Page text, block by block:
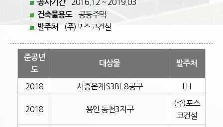
공사기간 2016.12 ~ 2019.03
건축물용도 공동주택
발주처 (주)포스코건설
준공년
도
대상물 발주처
2018 시흥은계 S3BL 8공구 LH
2018 용인 동천3지구
(주)포스
코건설